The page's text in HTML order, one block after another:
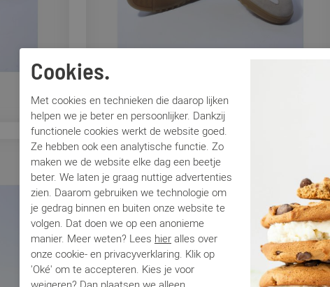
Cookies.
Met cookies en technieken die daarop lijken
helpen we je beter en persoonlijker. Dankzij
functionele cookies werkt de website goed.
Ze hebben ook een analytische functie. Zo
maken we de website elke dag een beetje
beter. We laten je graag nuttige advertenties
zien. Daarom gebruiken we technologie om
je gedrag binnen en buiten onze website te
volgen. Dat doen we op een anonieme
manier. Meer weten? Lees hier alles over
onze cookie- en privacyverklaring. Klik op
'Oké' om te accepteren. Kies je voor
weigeren? Dan plaatsen we alleen